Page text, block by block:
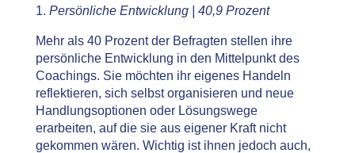
1. Persönliche Entwicklung | 40,9 Prozent
Mehr als 40 Prozent der Befragten stellen ihre
persönliche Entwicklung in den Mittelpunkt des
Coachings. Sie möchten ihr eigenes Handeln
reflektieren, sich selbst organisieren und neue
Handlungsoptionen oder Lösungswege
erarbeiten, auf die sie aus eigener Kraft nicht
gekommen wären. Wichtig ist ihnen jedoch auch,